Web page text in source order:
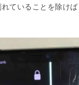
ていることを除けば